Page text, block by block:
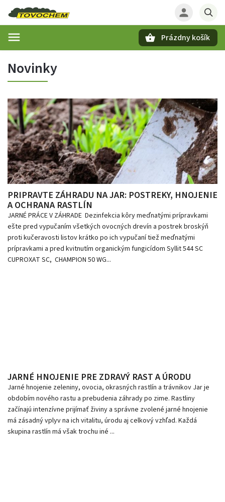
Prázdny košík
Novinky
PRIPRAVTE ZÁHRADU NA JAR: POSTREKY, HNOJENIE
A OCHRANA RASTLÍN
JARNÉ PRÁCE V ZÁHRADE Dezinfekcia kôry meďnatými prípravkami
ešte pred vypučaním všetkých ovocných drevín a postrek broskýň
proti kučeravosti listov krátko po ich vypučaní tiež meďnatými
prípravkami a pred kvitnutím organickým fungicídom Syllit 544 SC
CUPROXAT SC, CHAMPION 50 WG...
JARNÉ HNOJENIE PRE ZDRAVÝ RAST A ÚRODU
Jarné hnojenie zeleniny, ovocia, okrasných rastlín a trávnikov Jar je
obdobím nového rastu a prebudenia záhrady po zime. Rastliny
začínajú intenzívne prijímať živiny a správne zvolené jarné hnojenie
má zásadný vplyv na ich vitalitu, úrodu aj celkový vzhľad. Každá
skupina rastlín má však trochu iné ...